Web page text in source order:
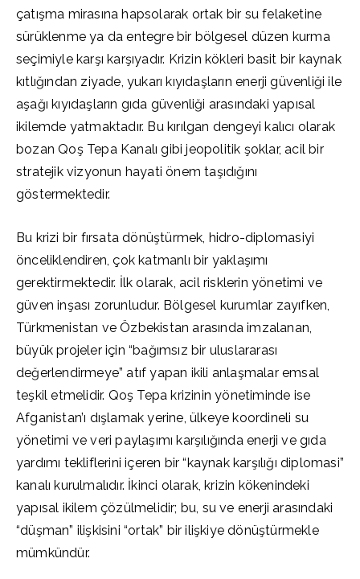
çatışma mirasına hapsolarak ortak bir su felaketine
sürüklenme ya da entegre bir bölgesel düzen kurma
seçimiyle karşı karşıyadır. Krizin kökleri basit bir kaynak
kıtlığından ziyade, yukarı kıyıdaşların enerji güvenliği ile
aşağı kıyıdaşların gıda güvenliği arasındaki yapısal
ikilemde yatmaktadır. Bu kırılgan dengeyi kalıcı olarak
bozan Qoş Tepa Kanalı gibi jeopolitik şoklar, acil bir
stratejik vizyonun hayati önem taşıdığını
göstermektedir.
Bu krizi bir fırsata dönüştürmek, hidro-diplomasiyi
önceliklendiren, çok katmanlı bir yaklaşımı
gerektirmektedir. İlk olarak, acil risklerin yönetimi ve
güven inşası zorunludur. Bölgesel kurumlar zayıfken,
Türkmenistan ve Özbekistan arasında imzalanan,
büyük projeler için “bağımsız bir uluslararası
değerlendirmeye” atıf yapan ikili anlaşmalar emsal
teşkil etmelidir. Qoş Tepa krizinin yönetiminde ise
Afganistan’ı dışlamak yerine, ülkeye koordineli su
yönetimi ve veri paylaşımı karşılığında enerji ve gıda
yardımı tekliflerini içeren bir “kaynak karşılığı diplomasi”
kanalı kurulmalıdır. İkinci olarak, krizin kökenindeki
yapısal ikilem çözülmelidir; bu, su ve enerji arasındaki
“düşman” ilişkisini “ortak” bir ilişkiye dönüştürmekle
mümkündür.